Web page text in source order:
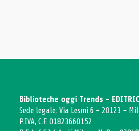
Biblioteche oggi Trends -
Sede legale: Via Lesmi 6 - 20123 -
P.IVA, C.F. 01823660152